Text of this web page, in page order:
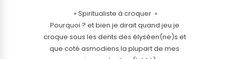
» Spiritualiste à croquer »
Pourquoi ? et bien je dirait quand jeu je
croque sous les dents des élyséen(ne)s et
que coté asmodiens la plupart de mes